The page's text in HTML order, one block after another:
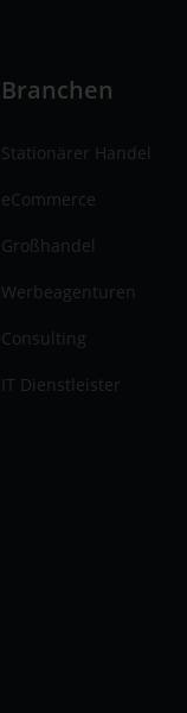
Branchen
Stationärer Handel
eCommerce
Großhandel
Werbeagenturen
Consulting
IT Dienstleister